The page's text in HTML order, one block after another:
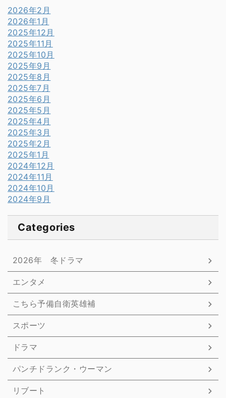
2026年2月
2026年1月
2025年12月
2025年11月
2025年10月
2025年9月
2025年8月
2025年7月
2025年6月
2025年5月
2025年4月
2025年3月
2025年2月
2025年1月
2024年12月
2024年11月
2024年10月
2024年9月
Categories
2026年 冬ドラマ
エンタメ
こちら予備自衛英雄補
スポーツ
ドラマ
パンチドランク・ウーマン
リブート